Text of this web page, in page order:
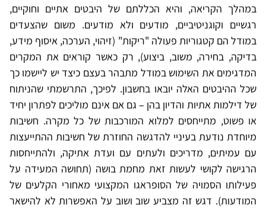
במהלך הקריאה, והיא הכללתם של היבטים אתיים וחוקיים,
רגשיים וקוגניטיביים, מודעים ולא מודעים. משום שהצעדים
במודל הם קטגוריות פעולה "ריקות" (זיהוי, הערכה, איסוף מידע,
בדיקה, בחירה, משוב, ביצוע), רק כאשר קוראים את המקרים
המדגימים את השימוש במודל מתבהר בעצם כיצד יש ליישמו כך
שכל ההיבטים האלה יובאו בחשבון. לפיכך, התרשמתי שהניתוח
של דילמות אתיות והדיון בהן – גם אם אינם מוליכים לפתרון יחיד
או פשוט, מתייחסים למלוא המורכבות של כל מקרה. חשיבות
מיוחדת נודעת בעיניי להדגשה החוזרת של חשיבות ההתייעצות
עם עמיתים, מדריכים ולעתים עם ועדת אתיקה, ולהתייחסות
הרגישה לקושי לעשות זאת מחמת בושה (תחושה המעידה על
פעילותו הסמויה של הסופראגו המקצועי מאחורי הקלעים של
המודעות). דגש זה מצביע שוב ושוב על האפשרות לא להישאר